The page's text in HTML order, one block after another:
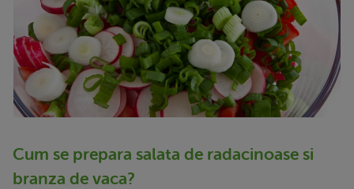
Cum se prepara salata de radacinoase si
branza de vaca?